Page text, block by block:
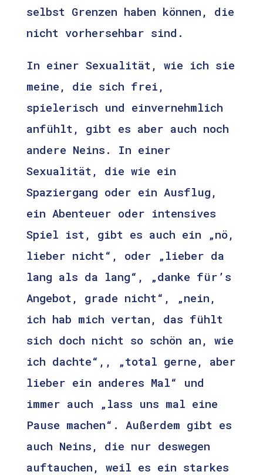
selbst Grenzen haben können, die
nicht vorhersehbar sind.
In einer Sexualität, wie ich sie
meine, die sich frei,
spielerisch und einvernehmlich
anfühlt, gibt es aber auch noch
andere Neins. In einer
Sexualität, die wie ein
Spaziergang oder ein Ausflug,
ein Abenteuer oder intensives
Spiel ist, gibt es auch ein „nö,
lieber nicht“, oder „lieber da
lang als da lang“, „danke für’s
Angebot, grade nicht“, „nein,
ich hab mich vertan, das fühlt
sich doch nicht so schön an, wie
ich dachte“,, „total gerne, aber
lieber ein anderes Mal“ und
immer auch „lass uns mal eine
Pause machen“. Außerdem gibt es
auch Neins, die nur deswegen
auftauchen, weil es ein starkes